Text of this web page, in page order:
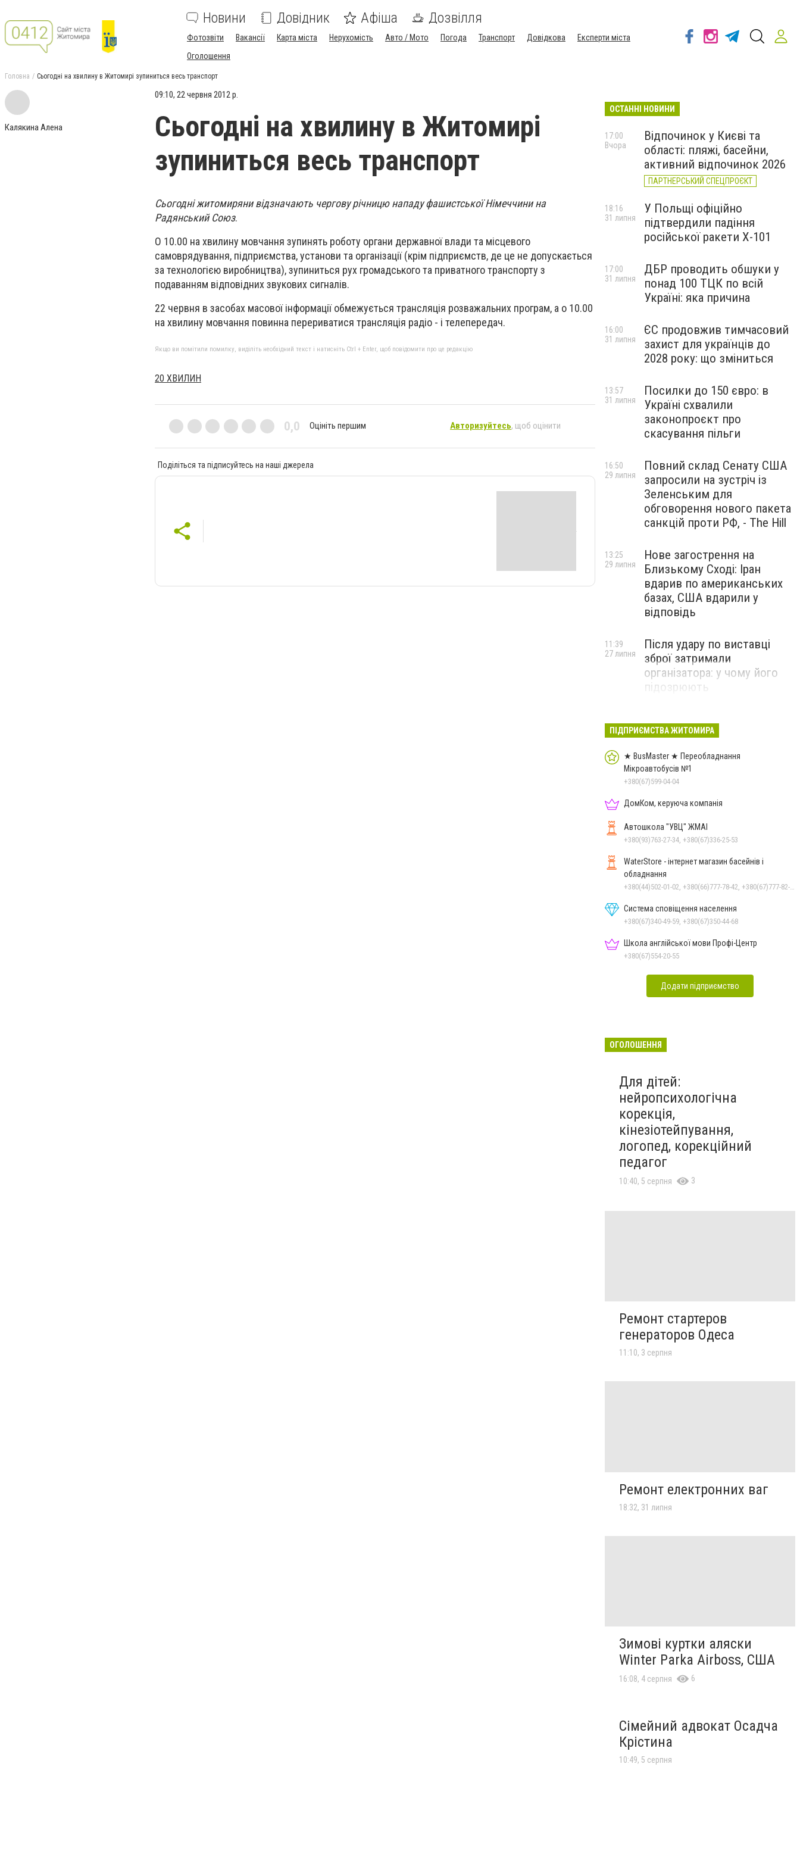
Новини Довідник Афіша Дозвілля
Фотозвіти Вакансії Карта міста Нерухомість Авто / Мото Погода Транспорт Довідкова
Експерти міста
Оголошення
Головна Сьогодні на хвилину в Житомирі зупиниться весь транспорт
Калякина Алена
09:10, 22 червня 2012 р.
Сьогодні на хвилину в Житомирі
зупиниться весь транспорт
Сьогодні житомиряни відзначають чергову річницю нападу фашистської Німеччини на
Радянський Союз.
О 10.00 на хвилину мовчання зупинять роботу органи державної влади та місцевого
самоврядування, підприємства, установи та організації (крім підприємств, де це не допускається
за технологією виробництва), зупиниться рух громадського та приватного транспорту з
подаванням відповідних звукових сигналів.
22 червня в засобах масової інформації обмежується трансляція розважальних програм, а о 10.00
на хвилину мовчання повинна перериватися трансляція радіо - і телепередач.
Якщо ви помітили помилку, виділіть необхідний текст і натисніть Ctrl + Enter, щоб повідомити про це редакцію
20 ХВИЛИН
0,0 Оцініть першим Авторизуйтесь, щоб оцінити
Поділіться та підписуйтесь на наші джерела
ОСТАННІ НОВИНИ
Відпочинок у Києві та
області: пляжі, басейни,
активний відпочинок 2026
ПАРТНЕРСЬКИЙ СПЕЦПРОЄКТ
17:00
Вчора
У Польщі офіційно
підтвердили падіння
російської ракети Х-101
18:16
31 липня
ДБР проводить обшуки у
понад 100 ТЦК по всій
Україні: яка причина
17:00
31 липня
ЄС продовжив тимчасовий
захист для українців до
2028 року: що зміниться
16:00
31 липня
Посилки до 150 євро: в
Україні схвалили
законопроєкт про
скасування пільги
13:57
31 липня
Повний склад Сенату США
запросили на зустріч із
Зеленським для
обговорення нового пакета
санкцій проти РФ, - The Hill
16:50
29 липня
Нове загострення на
Близькому Сході: Іран
вдарив по американських
базах, США вдарили у
відповідь
13:25
29 липня
Після удару по виставці
зброї затримали
організатора: у чому його
підозрюють
11:39
27 липня
ПІДПРИЄМСТВА ЖИТОМИРА
★ BusMaster ★ Переобладнання
Мікроавтобусів №1
+380(67)599-04-04
ДомКом, керуюча компанія
Автошкола "УВЦ" ЖМАІ
+380(93)763-27-34, +380(67)336-25-53
WaterStore - інтернет магазин басейнів і
обладнання
+380(44)502-01-02, +380(66)777-78-42, +380(67)777-82-19, +380(67)890-80-80, +380(73)890-80-80, +380(44)502-01-03
Система сповіщення населення
+380(67)340-49-59, +380(67)350-44-68
Школа англійської мови Профі-Центр
+380(67)554-20-55
Додати підприємство
ОГОЛОШЕННЯ
Для дітей:
нейропсихологічна
корекція,
кінезіотейпування,
логопед, корекційний
педагог
10:40, 5 серпня 3
Ремонт стартеров
генераторов Одеса
11:10, 3 серпня
Ремонт електронних ваг
18:32, 31 липня
Зимові куртки аляски
Winter Parka Airboss, США
16:08, 4 серпня 6
Сімейний адвокат Осадча
Крістина
10:49, 5 серпня